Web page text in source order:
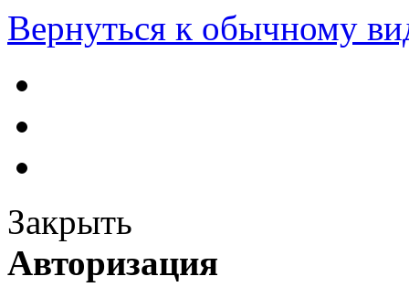
Вернуться к обычному
Закрыть
Авторизация